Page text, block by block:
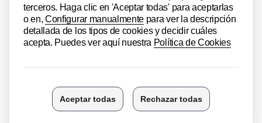
Lista de mercancías peligrosas
Embalado
Marcado y etiquetado
Documentos